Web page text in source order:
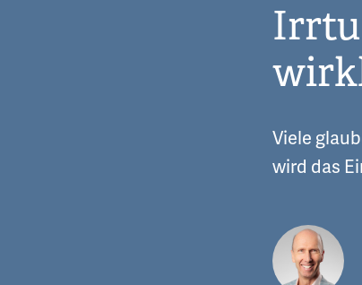
Viele
wird das